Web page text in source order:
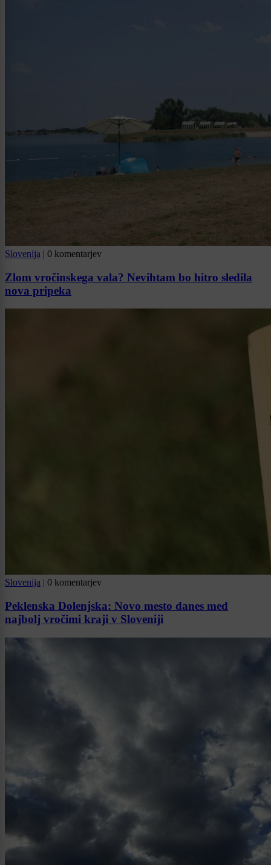
Slovenija | 0 komentarjev
Zlom vročinskega vala? Nevihtam bo hitro sledila
nova pripeka
Slovenija | 0 komentarjev
Peklenska Dolenjska: Novo mesto danes med
najbolj vročimi kraji v Sloveniji